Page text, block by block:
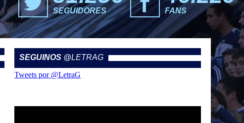
FANS
SEGUIDORES
SEGUINOS @LETRAG
Tweets por @LetraG